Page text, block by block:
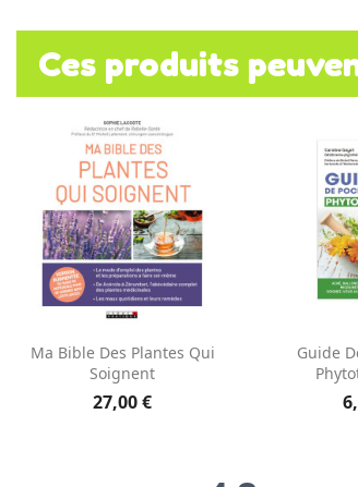
Ces produits
Aperçu rapide
Ma Bible Des Plantes Qui
Soignent
27,00 €

Guide